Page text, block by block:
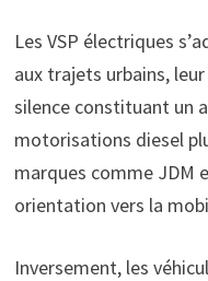
Les VSP électriques
aux trajets urbains,
silence constituant un
motorisations diesel
marques comme JDM
orientation vers la
Inversement, les